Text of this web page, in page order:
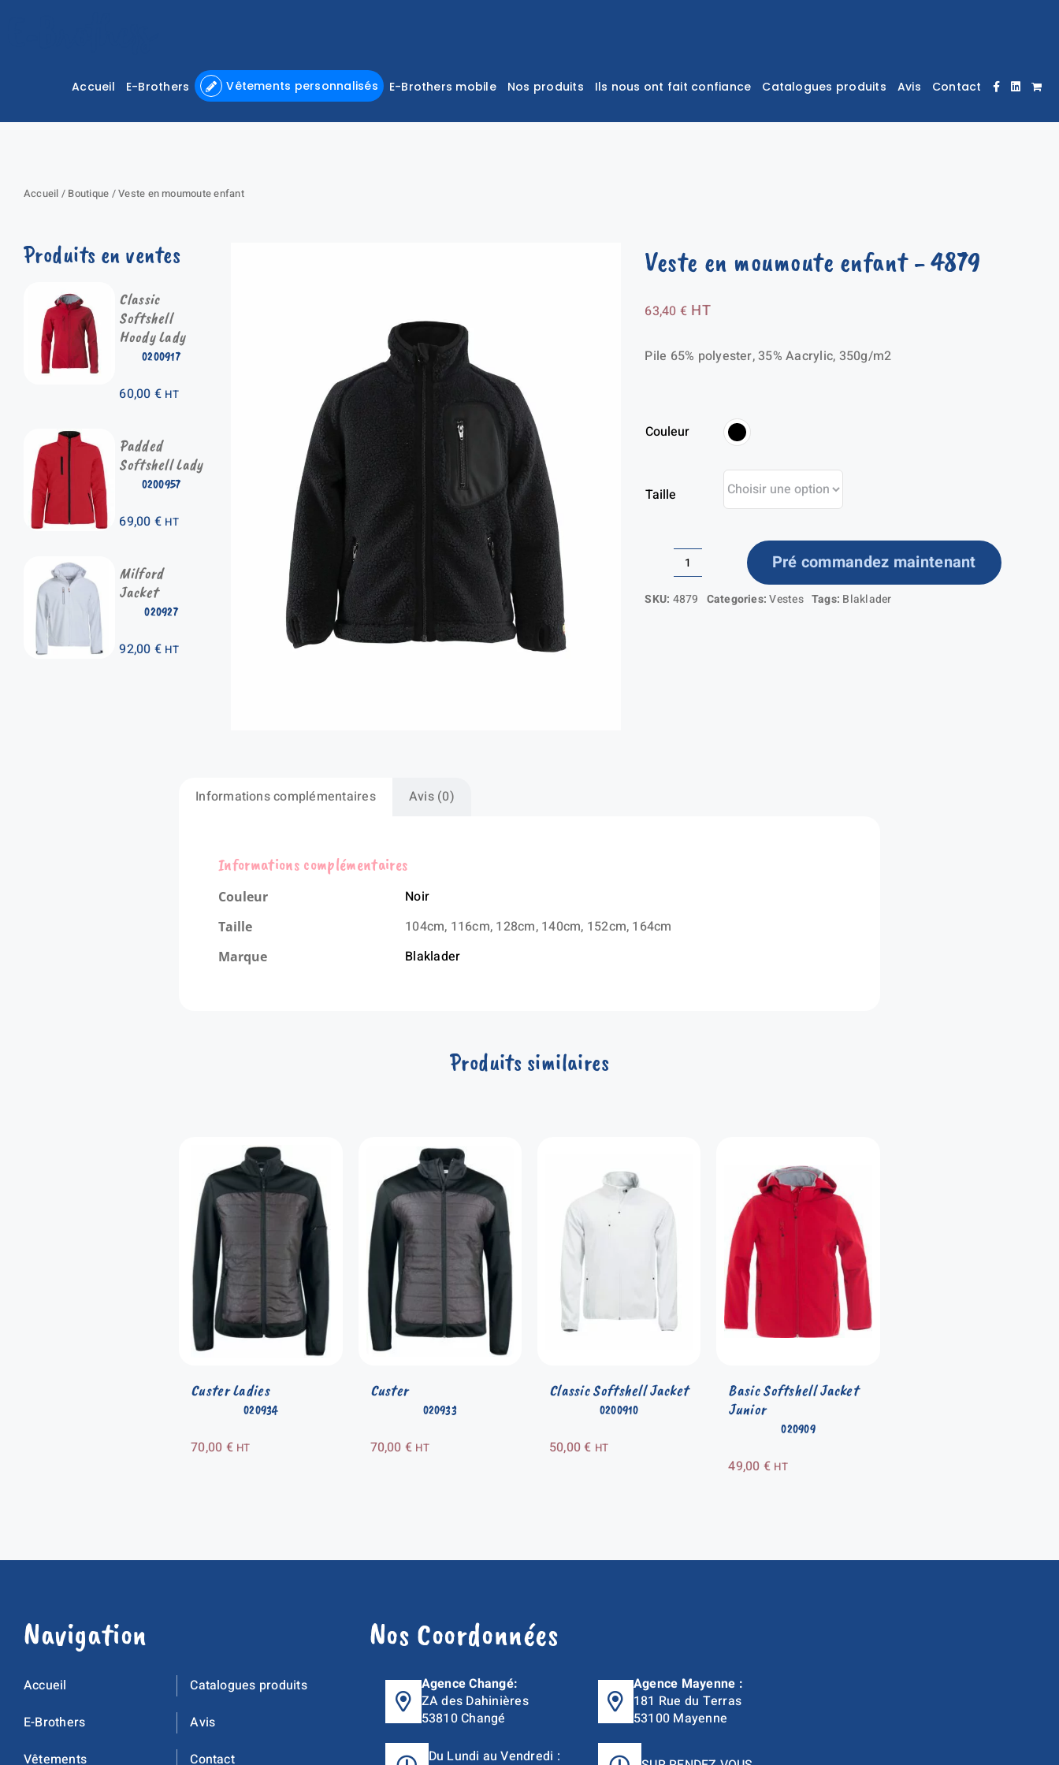
Accueil E-Brothers Vêtements personnalisés E-Brothers mobile Nos produits Ils nous ont fait confiance Catalogues produits Avis Contact
Accueil / Boutique /Veste en moumoute enfant
Produits en ventes
0200917
Classic
Softshell
Hoody Lady
60,00 € HT
0200957
Padded
Softshell Lady
69,00 € HT
020927
Milford
Jacket
92,00 € HT
Veste en moumoute enfant- 4879
63,40 € HT
Pile 65% polyester, 35% Aacrylic, 350g/m2
Couleur
Taille
quantité
de
Pré commandez maintenant
SKU: 4879 Categories:Vestes Tags: Blaklader
Informations complémentaires Avis (0)
Informations complémentaires
Couleur Noir
Taille 104cm, 116cm, 128cm, 140cm, 152cm, 164cm
Marque Blaklader
Produits similaires
020934
Custer Ladies
70,00 € HT
020933
Custer
70,00 € HT
0200910
Classic Softshell Jacket
50,00€ HT
020909
Basic Softshell Jacket
Junior
49,00 € HT
Navigation
Accueil
E-Brothers
Vêtements
Catalogues produits
Avis
Contact
Nos Coordonnées
Agence Changé:
ZA des Dahinières
53810 Changé
Du Lundi au Vendredi :
Agence Mayenne :
181 Rue du Terras
53100 Mayenne